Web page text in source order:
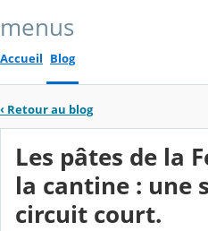
menus
Accueil Blog
‹ Retour au blog
Les pâtes de la
la cantine : une
circuit court.